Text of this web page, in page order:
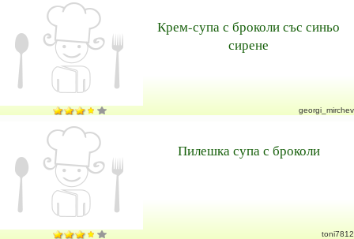
Крем-супа с броколи със синьо
сирене
georgi_mirchev
Пилешка супа с броколи
toni7812